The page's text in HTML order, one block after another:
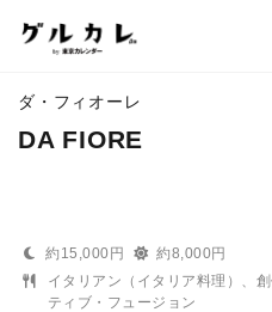
ダ・フィオーレ
DA FIORE
約15,000円
約8,000円
イタリアン（イタリア料理）、
ティブ・フュージョン